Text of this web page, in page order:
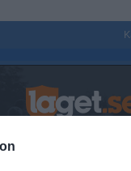
Ystad